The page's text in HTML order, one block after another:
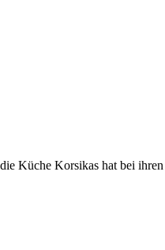
Küche Korsikas hat bei